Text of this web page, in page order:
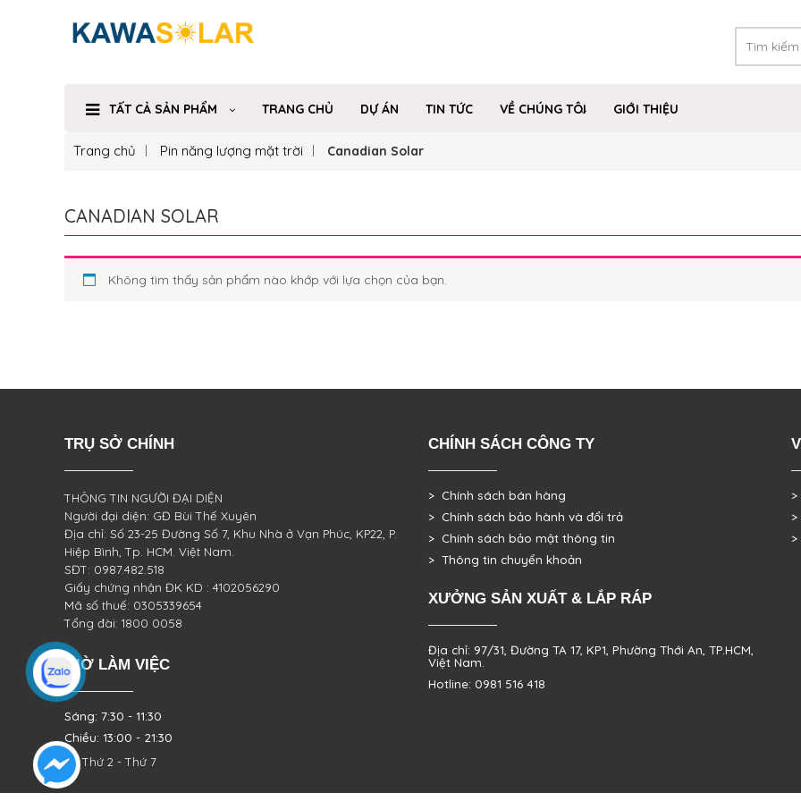
TẤT CẢ SẢN PHẨM TRANG CHỦ DỰ ÁN TIN TỨC VỀ CHÚNG TÔI GIỚI THIỆU
Trang chủ Pin năng lượng mặt trời Canadian Solar
CANADIAN SOLAR
Không tìm thấy sản phẩm nào khớp với lựa chọn của bạn.
TRỤ SỞ CHÍNH
THÔNG TIN NGƯỜI ĐẠI DIỆN
Người đại diện: GĐ Bùi Thế Xuyên
Địa chỉ: Số 23-25 Đường Số 7, Khu Nhà ở Vạn Phúc, KP22, P.
Hiệp Bình, Tp. HCM. Việt Nam.
SĐT: 0987.482.518
Giấy chứng nhận ĐK KD : 4102056290
Mã số thuế: 0305339654
Tổng đài: 1800 0058
GIỜ LÀM VIỆC
Sáng: 7:30 - 11:30
Chiều: 13:00 - 21:30
Từ Thứ 2 - Thứ 7
CHÍNH SÁCH CÔNG TY
> Chính sách bán hàng
> Chính sách bảo hành và đổi trả
> Chính sách bảo mật thông tin
> Thông tin chuyển khoản
XƯỞNG SẢN XUẤT & LẮP RÁP
Địa chỉ: 97/31, Đường TA 17, KP1, Phường Thới An, TP.HCM,
Việt Nam.
Hotline: 0981 516 418
>
>